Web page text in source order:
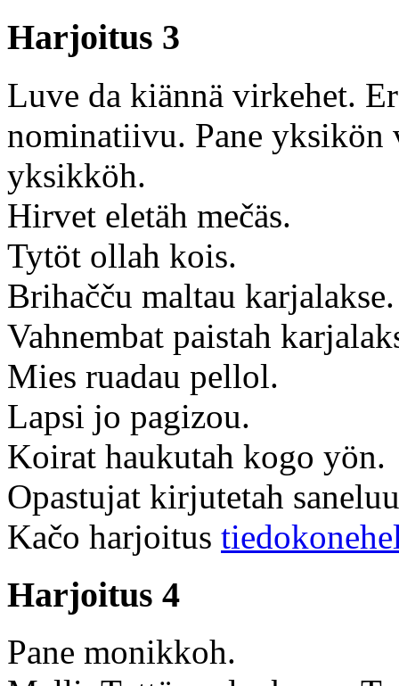
Harjoitus 3
Luve da kiännä virkehet.
nominatiivu. Pane
yksikköh.
Hirvet eletäh mečäs.
Tytöt ollah kois.
Brihačču maltau karjalakse.
Vahnembat paistah
Mies ruadau pellol.
Lapsi jo pagizou.
Koirat haukutah kogo yön.
Opastujat kirjutetah
Kačo harjoitus
Harjoitus 4
Pane monikkoh.